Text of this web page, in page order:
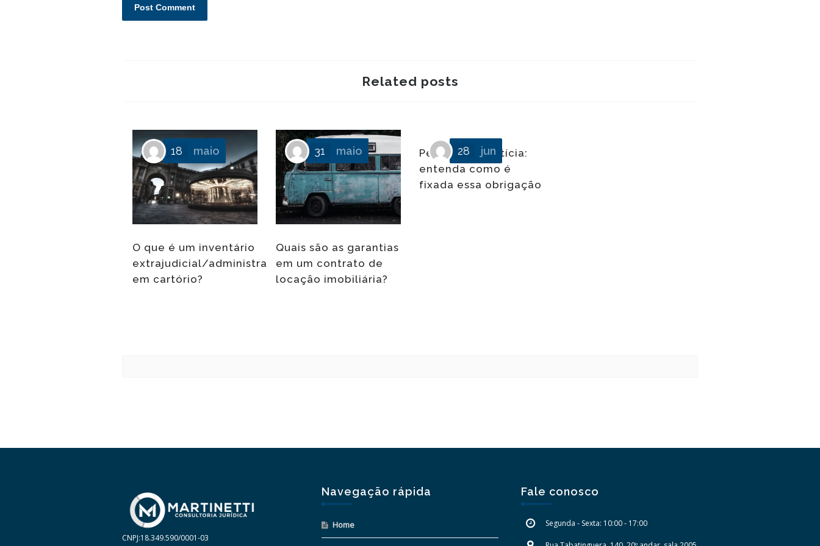
Related posts
O que é um inventário
extrajudicial/administrativo
em cartório?
18 maio
Quais são as garantias
em um contrato de
locação imobiliária?
31 maio
Pensão alimentícia:
entenda como é
fixada essa obrigação
28 jun
CNPJ:18.349.590/0001-03
Navegação rápida
Home
Fale conosco
Segunda - Sexta: 10:00 - 17:00